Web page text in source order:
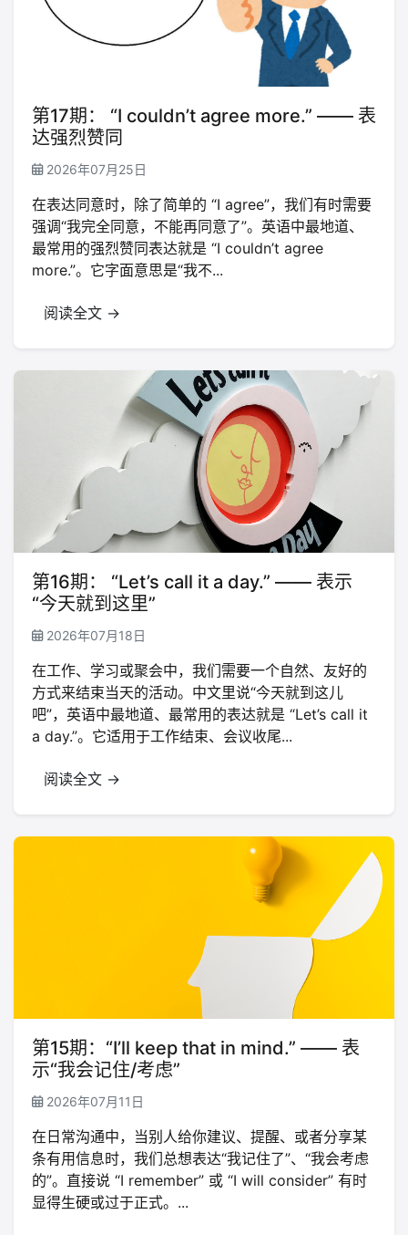
第17期： “I couldn’t agree more.” —— 表
达强烈赞同
2026年07月25日
在表达同意时，除了简单的 “I agree”，我们有时需要
强调“我完全同意，不能再同意了”。英语中最地道、
最常用的强烈赞同表达就是 “I couldn’t agree
more.”。它字面意思是“我不...
阅读全文 →
第16期： “Let’s call it a day.” —— 表示
“今天就到这里”
2026年07月18日
在工作、学习或聚会中，我们需要一个自然、友好的
方式来结束当天的活动。中文里说“今天就到这儿
吧”，英语中最地道、最常用的表达就是 “Let’s call it
a day.”。它适用于工作结束、会议收尾...
阅读全文 →
第15期：“I’ll keep that in mind.” —— 表
示“我会记住/考虑”
2026年07月11日
在日常沟通中，当别人给你建议、提醒、或者分享某
条有用信息时，我们总想表达“我记住了”、“我会考虑
的”。直接说 “I remember” 或 “I will consider” 有时
显得生硬或过于正式。...